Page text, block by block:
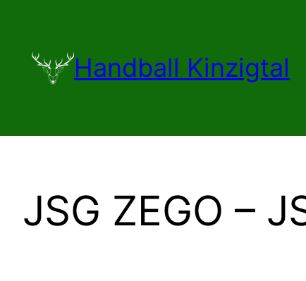
Handball Kinzigtal
JSG ZEGO –